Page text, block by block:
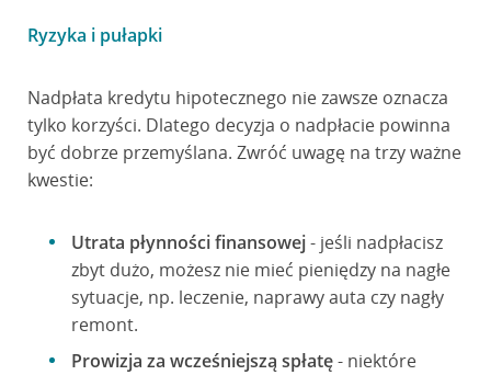
Ryzyka i pułapki
Nadpłata kredytu hipotecznego nie zawsze oznacza
tylko korzyści. Dlatego decyzja o nadpłacie powinna
być dobrze przemyślana. Zwróć uwagę na trzy ważne
kwestie:
Utrata płynności finansowej- jeśli nadpłacisz
zbyt dużo, możesz nie mieć pieniędzy na nagłe
sytuacje, np. leczenie, naprawy auta czy nagły
remont.
Prowizja za wcześniejszą spłatę- niektóre